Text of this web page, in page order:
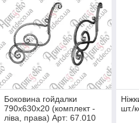
Боковина гойдалки
790х630х20 (комплект -
ліва, права) Арт: 67.010
шт./